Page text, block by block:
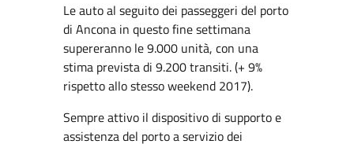
Le auto al seguito dei passeggeri del porto
di Ancona in questo fine settimana
supereranno le 9.000 unità, con una
stima prevista di 9.200 transiti. (+ 9%
rispetto allo stesso weekend 2017).
Sempre attivo il dispositivo di supporto e
assistenza del porto a servizio dei